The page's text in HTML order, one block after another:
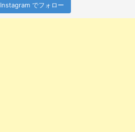
Instagram でフォロー